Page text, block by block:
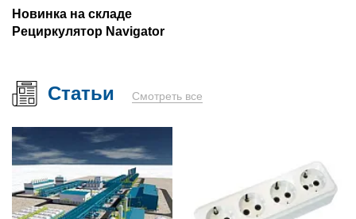
Новинка на складе
Рециркулятор Navigator
Статьи Смотреть все